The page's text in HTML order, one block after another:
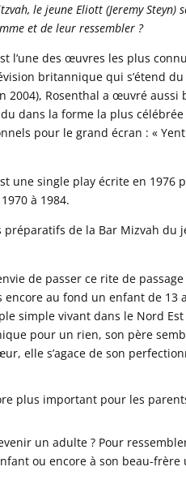
le jeune Eliott (Jeremy
et de leur ressembler ?
l’une des œuvres les plus
britannique qui s’étend
2004), Rosenthal a œuvré
dans la forme la plus
pour le grand écran : «
une single play écrite en 1976
à 1984.
préparatifs de la Bar Mizvah
de passer ce rite de
encore au fond un enfant de 13
simple vivant dans le Nord
pour un rien, son père
elle s’agace de son
plus important pour les
un adulte ? Pour
ou encore à son beau-frère